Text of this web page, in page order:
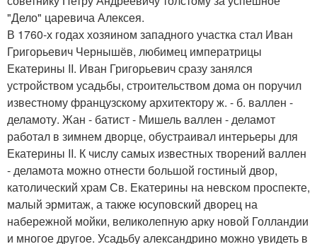
"Дело" царевича Алексея.
В 1760-х годах хозяином западного участка стал Иван
Григорьевич Чернышёв, любимец императрицы
Екатерины II. Иван Григорьевич сразу занялся
устройством усадьбы, строительством дома он поручил
известному французскому архитектору ж. - б. валлен -
деламоту. Жан - батист - Мишель валлен - деламот
работал в зимнем дворце, обустраивал интерьеры для
Екатерины II. К числу самых известных творений валлен
- деламота можно отнести большой гостиный двор,
католический храм Св. Екатерины на невском проспекте,
малый эрмитаж, а также юсуповский дворец на
набережной мойки, великолепную арку новой Голландии
и многое другое. Усадьбу александрино можно увидеть в